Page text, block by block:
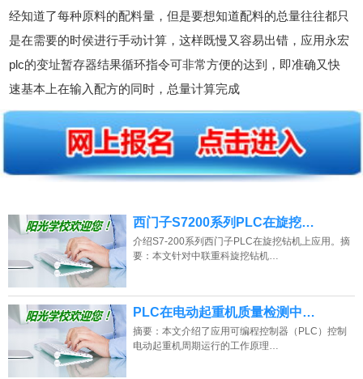
经知道了每种原料的配料量，但是要想知道配料的总量往往都只
是在需要的时侯进行手动计算，这样既慢又容易出错，应用永宏
plc的变址暂存器结果循环指令可非常方便的达到，即准确又快
速基本上在输入配方的同时，总量计算完成
西门子S7200系列PLC在旋挖…
介绍S7-200系列西门子PLC在旋挖钻机上应用。摘
要：本文针对中联重科旋挖钻机…
PLC在电动起重机质量检测中…
摘要：本文介绍了应用可编程控制器（PLC）控制
电动起重机周期运行的工作原理…